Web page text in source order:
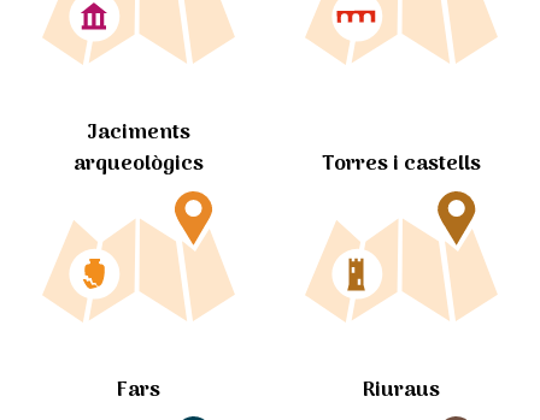
Jaciments
arqueològics
Torres i castells
Fars Riuraus